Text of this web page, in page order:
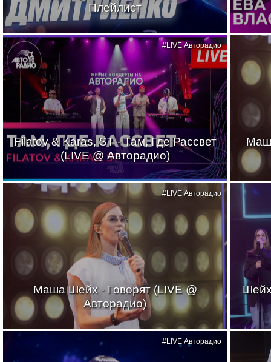
Плейлист
Filatov & Karas, ST - Там, Где Рассвет
(LIVE @ Авторадио)
#LIVE Авторадио
Маша Шейх - Говорят (LIVE @
Авторадио)
#LIVE Авторадио
#LIVE Авторадио